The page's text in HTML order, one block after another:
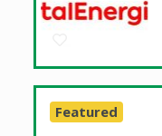
Featured